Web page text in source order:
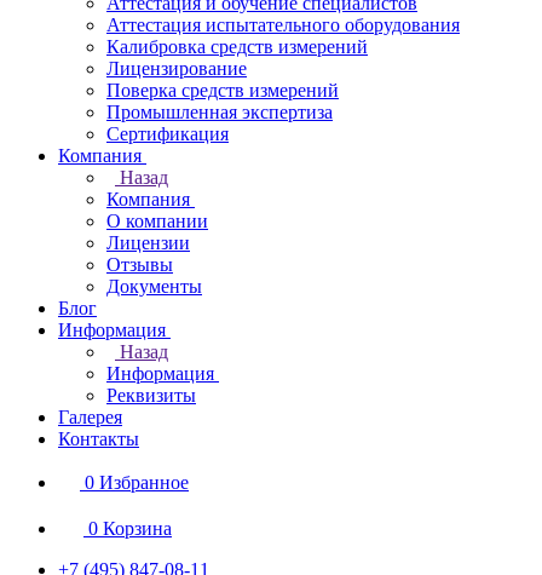
Аттестация испытательного оборудования
Калибровка средств измерений
Лицензирование
Поверка средств измерений
Промышленная экспертиза
Сертификация
Компания
Назад
Компания
О компании
Лицензии
Отзывы
Документы
Блог
Информация
Назад
Информация
Реквизиты
Галерея
Контакты
0 Избранное
0 Корзина
+7 (495) 847-08-11